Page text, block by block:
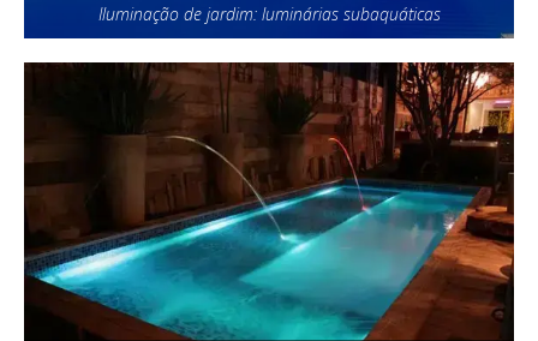
Iluminação de jardim: luminárias subaquáticas